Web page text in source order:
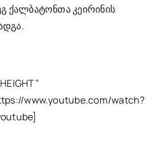
ქალბატონთა კეირინის
www.youtube.com/watch?